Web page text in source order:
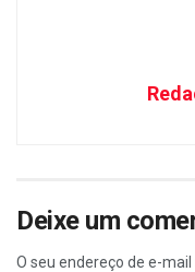
Deixe um
O seu endereço de e-mail